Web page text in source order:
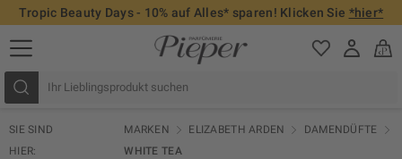
Tropic Beauty Days - 10% auf Alles* sparen! Klicken Sie *hier*
SIE SIND
HIER:
MARKEN ELIZABETH ARDEN
DAMENDÜFTE
WHITE TEA